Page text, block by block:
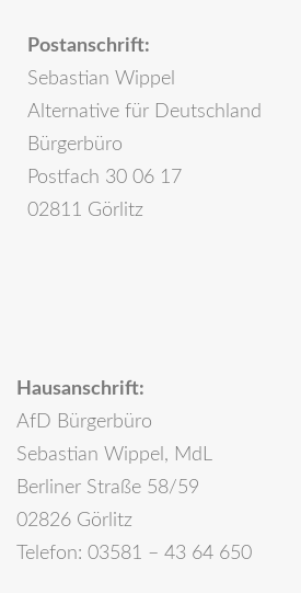
Postanschrift:
Sebastian Wippel
Alternative für Deutschland
Bürgerbüro
Postfach 30 06 17
02811 Görlitz
Hausanschrift:
AfD Bürgerbüro
Sebastian Wippel, MdL
Berliner Straße 58/59
02826 Görlitz
Telefon: 03581 – 43 64 650